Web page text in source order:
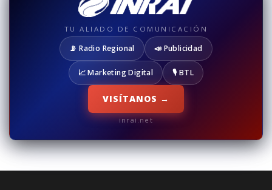
TU ALIADO DE COMUNICACIÓN
📡 Radio Regional 📣 Publicidad
📈 Marketing Digital 🎙️ BTL
VISÍTANOS →
inrai.net